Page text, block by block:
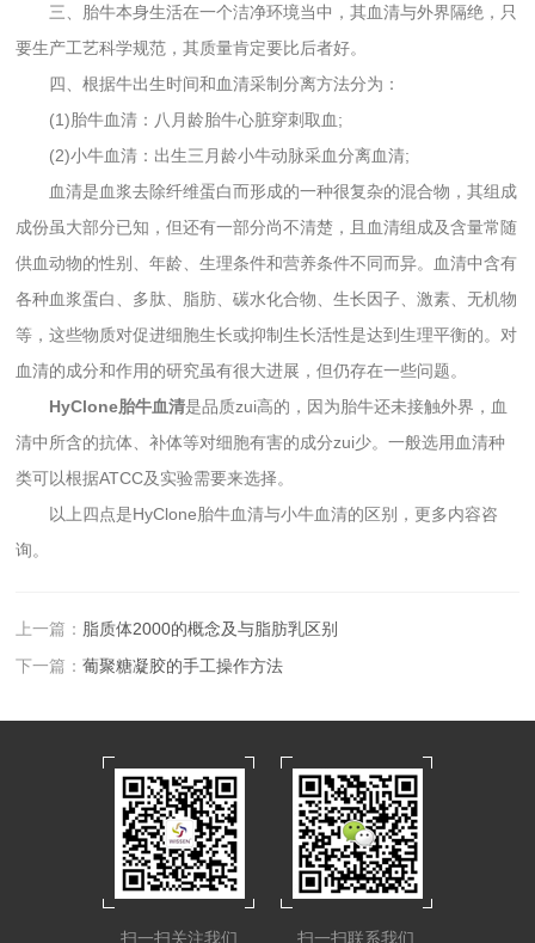
三、胎牛本身生活在一个洁净环境当中，其血清与外界隔绝，只
要生产工艺科学规范，其质量肯定要比后者好。
四、根据牛出生时间和血清采制分离方法分为：
(1)胎牛血清：八月龄胎牛心脏穿刺取血;
(2)小牛血清：出生三月龄小牛动脉采血分离血清;
血清是血浆去除纤维蛋白而形成的一种很复杂的混合物，其组成
成份虽大部分已知，但还有一部分尚不清楚，且血清组成及含量常随
供血动物的性别、年龄、生理条件和营养条件不同而异。血清中含有
各种血浆蛋白、多肽、脂肪、碳水化合物、生长因子、激素、无机物
等，这些物质对促进细胞生长或抑制生长活性是达到生理平衡的。对
血清的成分和作用的研究虽有很大进展，但仍存在一些问题。
HyClone胎牛血清是品质zui高的，因为胎牛还未接触外界，血
清中所含的抗体、补体等对细胞有害的成分zui少。一般选用血清种
类可以根据ATCC及实验需要来选择。
以上四点是HyClone胎牛血清与小牛血清的区别，更多内容咨
询。
上一篇： 脂质体2000的概念及与脂肪乳区别
下一篇：葡聚糖凝胶的手工操作方法
扫一扫关注我们 扫一扫联系我们